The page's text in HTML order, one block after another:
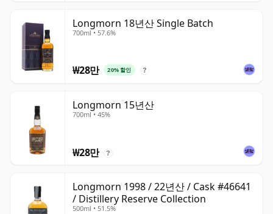
Longmorn 18년산 Single Batch
700ml • 57.6%
₩28만 20% 할인 ?
Longmorn 15년산
700ml • 45%
₩28만 ?
Longmorn 1998 / 22년산 / Cask #46641
/ Distillery Reserve Collection
500ml • 51.5%